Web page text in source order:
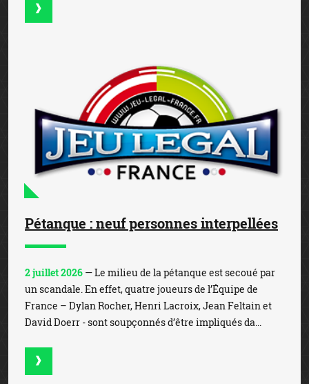
Pétanque : neuf personnes interpellées
2 juillet 2026 — Le milieu de la pétanque est secoué par
un scandale. En effet, quatre joueurs de l’Équipe de
France – Dylan Rocher, Henri Lacroix, Jean Feltain et
David Doerr - sont soupçonnés d’être impliqués da...